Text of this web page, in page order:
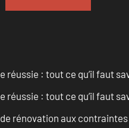
réussie : tout ce qu’il faut
réussie : tout ce qu’il faut
rénovation aux